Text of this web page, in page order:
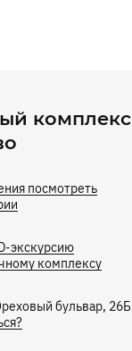
комплекс
посмотреть
экскурсию
комплексу
бульвар, 26Б